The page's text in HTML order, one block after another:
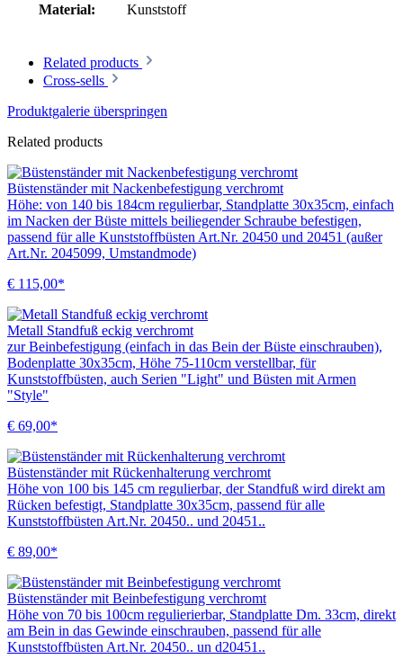
Material:
Kunststoff
Related products
Cross-sells
Produktgalerie überspringen
Related products
Büstenständer mit Nackenbefestigung verchromt
Höhe: von 140 bis 184cm regulierbar, Standplatte 30x35cm, einfach
im Nacken der Büste mittels beiliegender Schraube befestigen,
passend für alle Kunststoffbüsten Art.Nr. 20450 und 20451 (außer
Art.Nr. 2045099, Umstandmode)
€ 115,00*
Metall Standfuß eckig verchromt
zur Beinbefestigung (einfach in das Bein der Büste einschrauben),
Bodenplatte 30x35cm, Höhe 75-110cm verstellbar, für
Kunststoffbüsten, auch Serien "Light" und Büsten mit Armen
"Style"
€ 69,00*
Büstenständer mit Rückenhalterung verchromt
Höhe von 100 bis 145 cm regulierbar, der Standfuß wird direkt am
Rücken befestigt, Standplatte 30x35cm, passend für alle
Kunststoffbüsten Art.Nr. 20450.. und 20451..
€ 89,00*
Büstenständer mit Beinbefestigung verchromt
Höhe von 70 bis 100cm regulierierbar, Standplatte Dm. 33cm, direkt
am Bein in das Gewinde einschrauben, passend für alle
Kunststoffbüsten Art.Nr. 20450.. un d20451..